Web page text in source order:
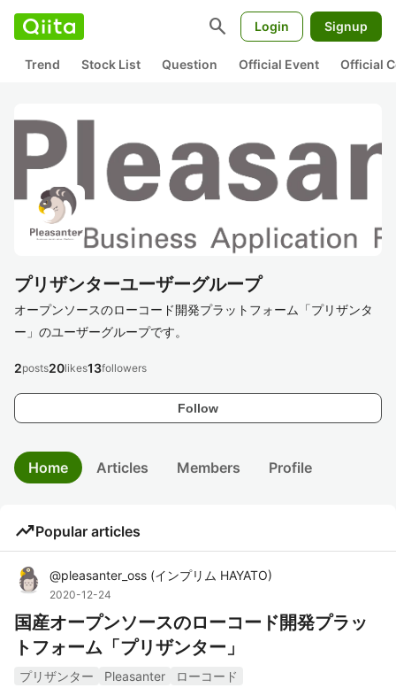
search Login Signup
Trend Stock List Question Official Event Official
プリザンターユーザーグループ
オープンソースのローコード開発プラットフォーム「プリザンタ
ー」のユーザーグループです。
Follow
2posts20likes13followers
Home Articles Members Profile
trending_upPopular articles
@pleasanter_oss (インプリム HAYATO)
2020-12-24
国産オープンソースのローコード開発プラッ
トフォーム「プリザンター」
プリザンター Pleasanter ローコード